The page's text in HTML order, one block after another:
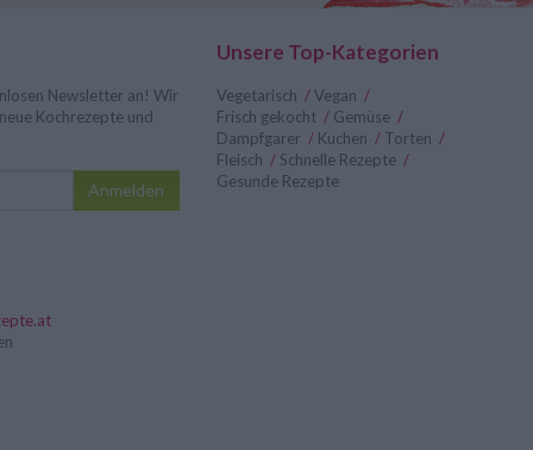
Newsletter an! Wir
Kochrezepte und
Anmelden
Unsere Top-Kategorien
Vegetarisch /Vegan /
Frisch gekocht / Gemüse /
Dampfgarer / Kuchen / Torten /
Fleisch / Schnelle Rezepte /
Gesunde Rezepte